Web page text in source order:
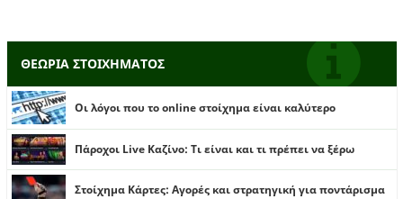
ΘΕΩΡΙΑ ΣΤΟΙΧΗΜΑΤΟΣ
Οι λόγοι που το online στοίχημα είναι καλύτερο
Πάροχοι Live Καζίνο: Τι είναι και τι πρέπει να ξέρω
Στοίχημα Κάρτες: Αγορές και στρατηγική για ποντάρισμα